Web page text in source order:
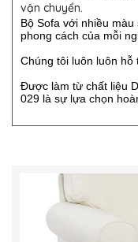
vận chuyển.
Bộ Sofa với nhiều
phong cách của mỗi
Chúng tôi luôn luôn
Được làm từ chất liệu
029 là sự lựa chọn